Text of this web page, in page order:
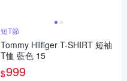
短T節
Tommy Hilfiger T-SHIRT 短袖
T恤 藍色 15
$999